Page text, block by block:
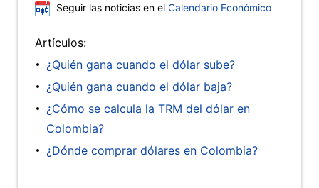
Seguir las noticias en el Calendario Económico
Artículos:
¿Quién gana cuando el dólar sube?
¿Quién gana cuando el dólar baja?
¿Cómo se calcula la TRM del dólar en
Colombia?
¿Dónde comprar dólares en Colombia?